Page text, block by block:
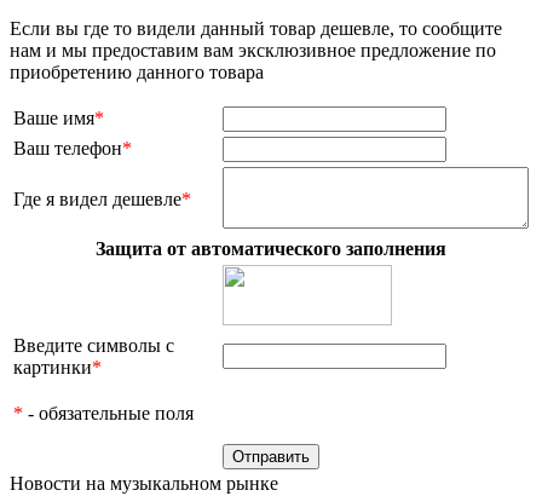
Если вы где то видели данный товар дешевле, то сообщите
нам и мы предоставим вам эксклюзивное предложение по
приобретению данного товара
Ваше имя*
Ваш телефон*
Где я видел дешевле*
Защита от автоматического заполнения
Введите символы с
картинки*
* - обязательные поля
Новости на музыкальном рынке